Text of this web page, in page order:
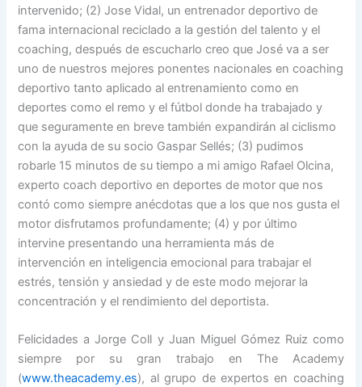
intervenido; (2) Jose Vidal, un entrenador deportivo de
fama internacional reciclado a la gestión del talento y el
coaching, después de escucharlo creo que José va a ser
uno de nuestros mejores ponentes nacionales en coaching
deportivo tanto aplicado al entrenamiento como en
deportes como el remo y el fútbol donde ha trabajado y
que seguramente en breve también expandirán al ciclismo
con la ayuda de su socio Gaspar Sellés; (3) pudimos
robarle 15 minutos de su tiempo a mi amigo Rafael Olcina,
experto coach deportivo en deportes de motor que nos
contó como siempre anécdotas que a los que nos gusta el
motor disfrutamos profundamente; (4) y por último
intervine presentando una herramienta más de
intervención en inteligencia emocional para trabajar el
estrés, tensión y ansiedad y de este modo mejorar la
concentración y el rendimiento del deportista.
Felicidades a Jorge Coll y Juan Miguel Gómez Ruiz como
siempre por su gran trabajo en The Academy
(www.theacademy.es), al grupo de expertos en coaching